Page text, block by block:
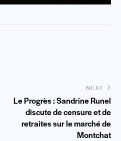
NEXT
Le Progrès : Sandrine Runel
discute de censure et de
retraites sur le marché de
Montchat